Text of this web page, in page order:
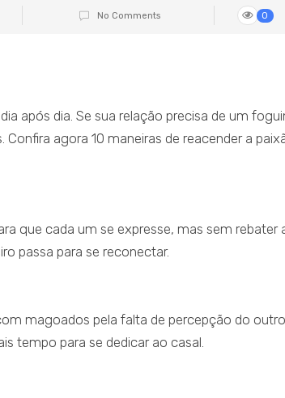
No Comments 0
após dia. Se sua relação precisa de um
agora 10 maneiras de reacender a
que cada um se expresse, mas sem rebater
passa para se reconectar.
magoados pela falta de percepção do
tempo para se dedicar ao casal.